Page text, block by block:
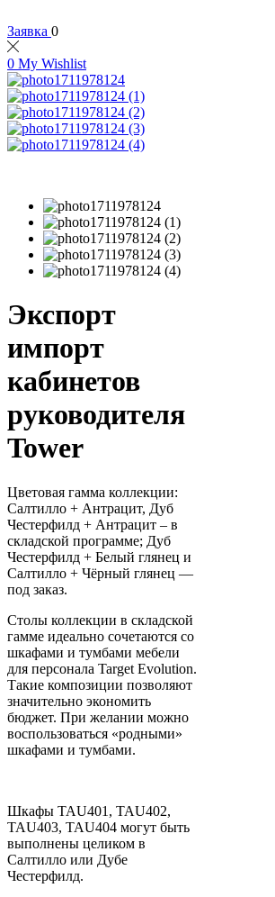
Заявка 0
0 My Wishlist
Экспорт
импорт
кабинетов
руководителя
Tower
Цветовая гамма коллекции:
Салтилло + Антрацит, Дуб
Честерфилд + Антрацит – в
складской программе; Дуб
Честерфилд + Белый глянец и
Салтилло + Чёрный глянец —
под заказ.
Столы коллекции в складской
гамме идеально сочетаются со
шкафами и тумбами мебели
для персонала Target Evolution.
Такие композиции позволяют
значительно экономить
бюджет. При желании можно
воспользоваться «родными»
шкафами и тумбами.
Шкафы TAU401, TAU402,
TAU403, TAU404 могут быть
выполнены целиком в
Салтилло или Дубе
Честерфилд.